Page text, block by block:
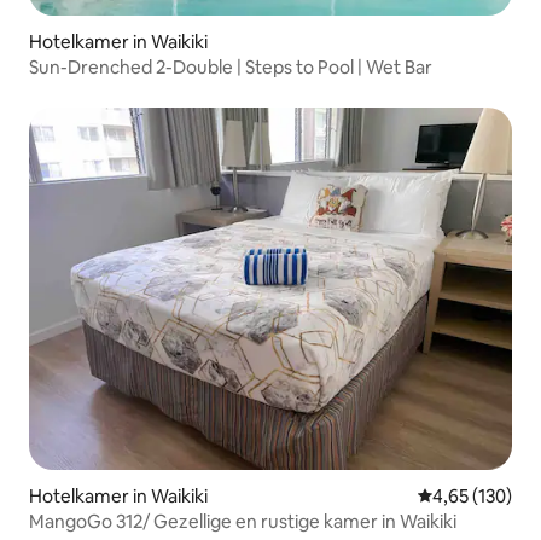
Hotelkamer in Waikiki
Sun-Drenched 2-Double | Steps to Pool | Wet Bar
Hotelkamer in Waikiki Gemiddelde
4,65 (130)
MangoGo 312/ Gezellige en rustige kamer in Waikiki